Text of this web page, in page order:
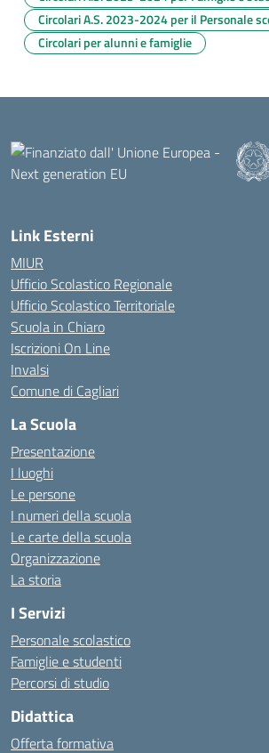
Circolari A.S. 2023-2024 per il Personale
Circolari per alunni e famiglie
Link Esterni
MIUR
Ufficio Scolastico Regionale
Ufficio Scolastico Territoriale
Scuola in Chiaro
Iscrizioni On Line
Invalsi
Comune di Cagliari
La Scuola
Presentazione
I luoghi
Le persone
I numeri della scuola
Le carte della scuola
Organizzazione
La storia
I Servizi
Personale scolastico
Famiglie e studenti
Percorsi di studio
Didattica
Offerta formativa